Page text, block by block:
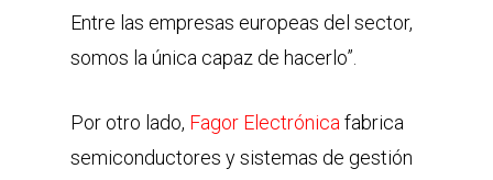
Entre las empresas europeas del sector,
somos la única capaz de hacerlo”.
Por otro lado, Fagor Electrónica fabrica
semiconductores y sistemas de gestión